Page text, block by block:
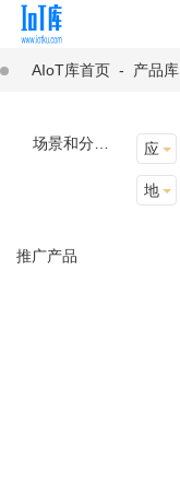
AIoT库首页 - 产品库
应用场景
地址选择
推广产品